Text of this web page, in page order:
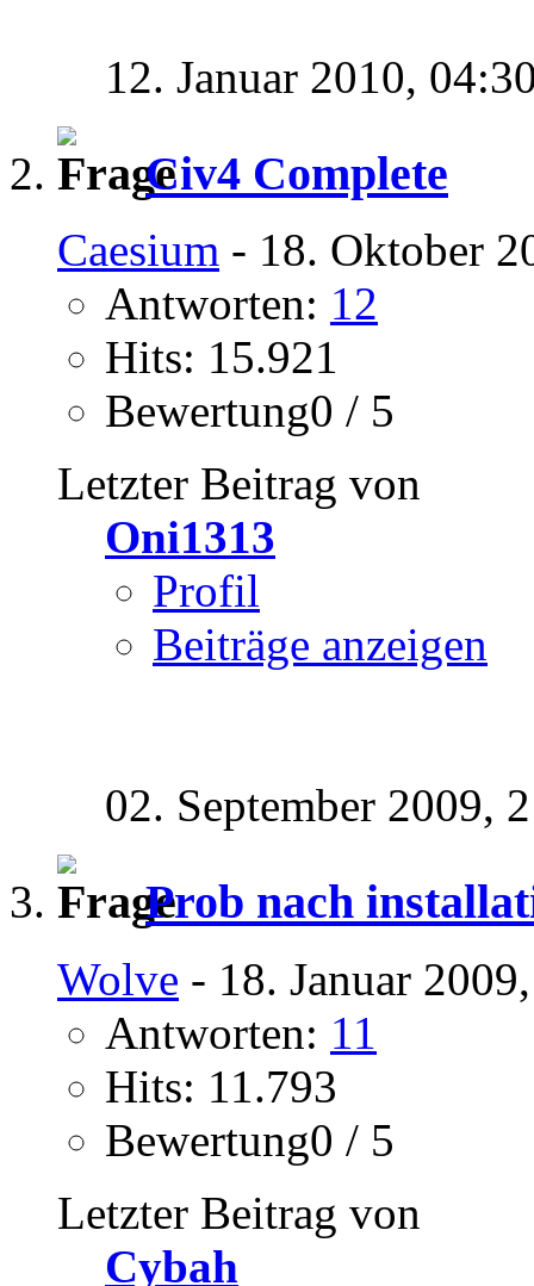
12. Januar 2010,
Civ4 Complete
Caesium - 18. Oktober
Antworten: 12
Hits: 15.921
Bewertung0 / 5
Letzter Beitrag von
Oni1313
Profil
Beiträge anzeigen
02. September 2009,
Prob nach
Wolve - 18. Januar
Antworten: 11
Hits: 11.793
Bewertung0 / 5
Letzter Beitrag von
Cybah